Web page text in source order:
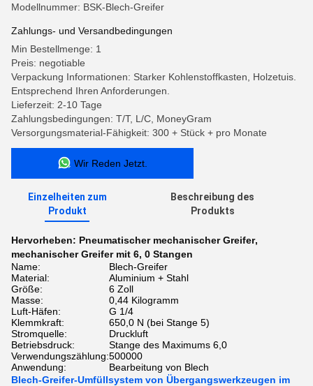
Modellnummer: BSK-Blech-Greifer
Zahlungs- und Versandbedingungen
Min Bestellmenge: 1
Preis: negotiable
Verpackung Informationen: Starker Kohlenstoffkasten, Holzetuis.
Entsprechend Ihren Anforderungen.
Lieferzeit: 2-10 Tage
Zahlungsbedingungen: T/T, L/C, MoneyGram
Versorgungsmaterial-Fähigkeit: 300 + Stück + pro Monate
Wir Reden Jetzt.
Einzelheiten zum
Produkt
Beschreibung des
Produkts
Hervorheben: Pneumatischer mechanischer Greifer,
mechanischer Greifer mit 6, 0 Stangen
Name:
Blech-Greifer
Material:
Aluminium + Stahl
Größe:
6 Zoll
Masse:
0,44 Kilogramm
Luft-Häfen:
G 1/4
Klemmkraft:
650,0 N (bei Stange 5)
Stromquelle:
Druckluft
Betriebsdruck:
Stange des Maximums 6,0
Verwendungszählung:500000
Anwendung:
Bearbeitung von Blech
Blech-Greifer-Umfüllsystem von Übergangswerkzeugen im